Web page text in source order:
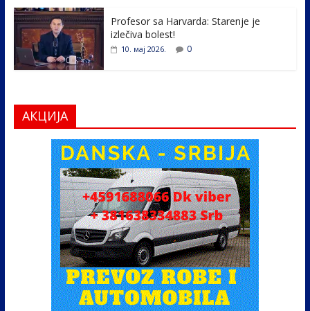
Profesor sa Harvarda: Starenje je
izlečiva bolest!
10. мај 2026. 0
АКЦИЈА